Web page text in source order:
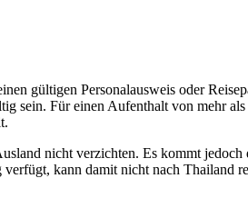
gültigen Personalausweis oder
sein. Für einen Aufenthalt von mehr
nicht verzichten. Es kommt
kann damit nicht nach Thailand